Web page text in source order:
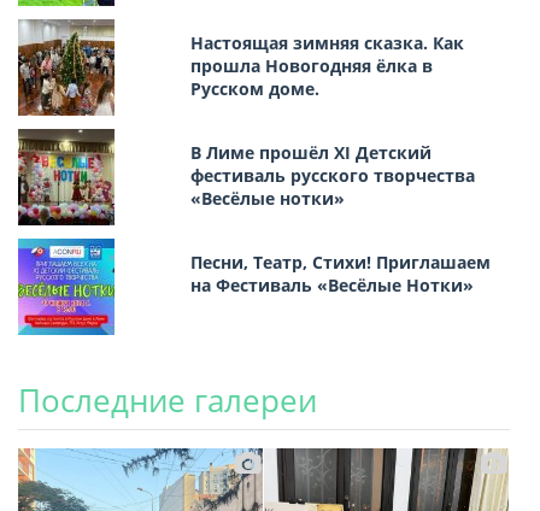
Настоящая зимняя сказка. Как
прошла Новогодняя ёлка в
Русском доме.
В Лиме прошёл XI Детский
фестиваль русского творчества
«Весёлые нотки»
Песни, Театр, Стихи! Приглашаем
на Фестиваль «Весёлые Нотки»
Последние галереи